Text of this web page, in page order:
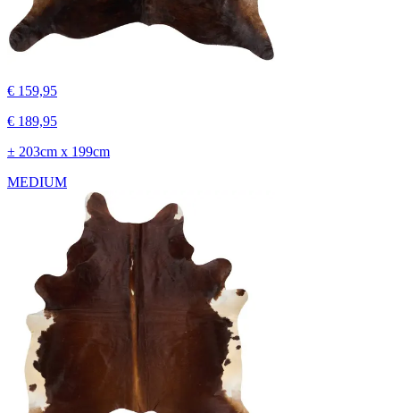
€ 159,95
€ 189,95
± 203cm x 199cm
MEDIUM